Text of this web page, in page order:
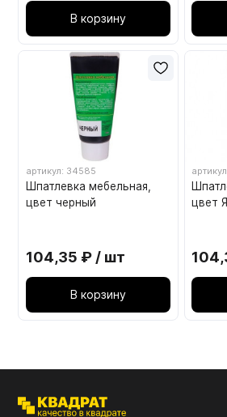
В корзину
артикул: 34585
Шпатлевка мебельная,
цвет черный
104,35 ₽ / шт
В корзину
цвет